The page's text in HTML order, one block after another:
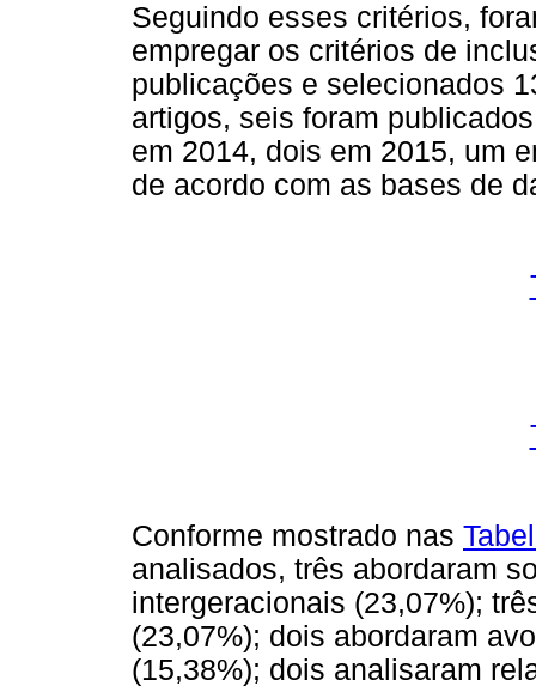
Seguindo esses critérios,
empregar os critérios de
publicações e selecionados
artigos, seis foram
em 2014, dois em 2015, um
de acordo com as bases de
Conforme mostrado nas
analisados, três abordaram
intergeracionais (23,07%);
(23,07%); dois abordaram
(15,38%); dois analisaram